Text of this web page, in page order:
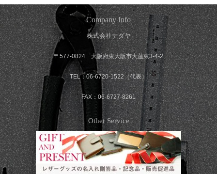
Company Info
株式会社ナダヤ
〒577-0824 大阪府東大阪市大蓮東3-4-2
TEL：06-6720-1522（代表）
FAX：06-6727-8261
Other Service